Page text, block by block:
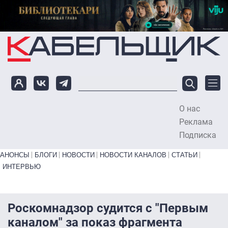
Перейти к основному содержанию
О нас
Реклама
Подписка
Primary links bottom
АНОНСЫ БЛОГИ НОВОСТИ НОВОСТИ КАНАЛОВ
СТАТЬИ
ИНТЕРВЬЮ
Роскомнадзор судится с "Первым
каналом" за показ фрагмента